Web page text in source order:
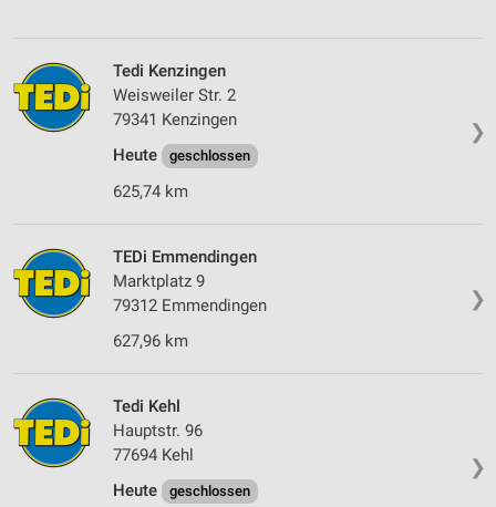
❯
Tedi Kenzingen
Weisweiler Str. 2
79341 Kenzingen
Heute
geschlossen
625,74 km
❯
TEDi Emmendingen
Marktplatz 9
79312 Emmendingen
627,96 km
❯
Tedi Kehl
Hauptstr. 96
77694 Kehl
Heute
geschlossen